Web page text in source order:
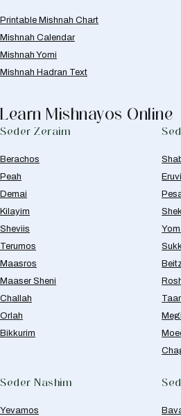
Printable Mishnah Chart
Mishnah Calendar
Mishnah Yomi
Mishnah Hadran Text
Learn Mishnayos Online
Seder Zeraim
Berachos
Peah
Demai
Kilayim
Sheviis
Terumos
Maasros
Maaser Sheni
Challah
Orlah
Bikkurim
Seder Nashim
Yevamos